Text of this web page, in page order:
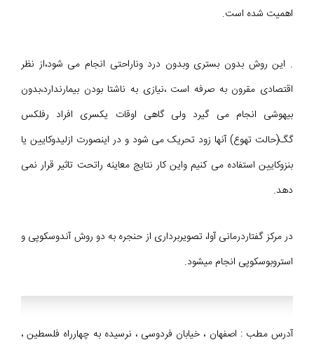
اهمیت شده است.
. این روش بدون بستری وبدون درد وناراحتی انجام می شود،از نظر
اقتصادی مقرون به صرفه است ،نیازی به ناشتا بودن بیمارندارد،بدون
بیهوشی انجام می گیرد ولی گاهی اوقات یکسری افراد رفلکس
گگ(حالت تهوع) آنها زود تحریک می شود و در اینصورت ازلیدوکایین یا
بنزوکایین استفاده می کنیم واین کار نتایج معاینه راتحت تاثیر قرار نمی
دهد.
در مرکز گفتاردرمانی آوا، تصویربرداری از حنجره به دو روش آندوسکوپی و
استروبوسکوپی انجام میشود.
آدرس مطب : اصفهان ، خیابان فردوسی ، نرسیده به چهارراه فلسطین ،